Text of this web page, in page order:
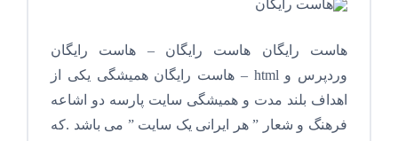
هاست رایگان هاست رایگان – هاست رایگان
وردپرس و html – هاست رایگان همیشگی یکی از
اهداف بلند مدت و همیشگی سایت پارسه دو اشاعه
فرهنگ و شعار ” هر ایرانی یک سایت ” می باشد .که